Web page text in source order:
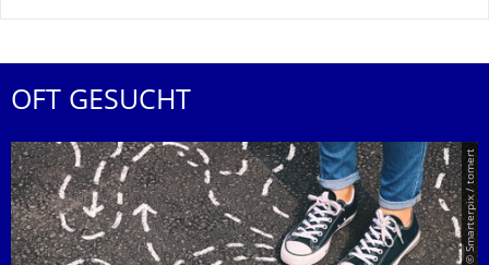
OFT GESUCHT
© Smarterpix / tomert